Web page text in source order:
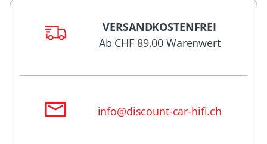
VERSANDKOSTENFREI
Ab CHF 89.00 Warenwert
info@discount-car-hifi.ch